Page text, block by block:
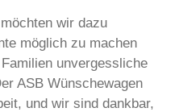
wir dazu
möglich zu machen
unvergessliche
ASB Wünschewagen
und wir sind dankbar,